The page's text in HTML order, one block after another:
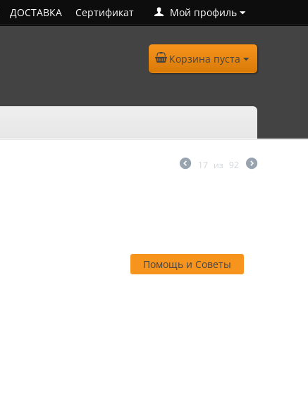
Мой профиль
ДОСТАВКА Сертификат
Корзина пуста
17 из 92
Помощь и Советы